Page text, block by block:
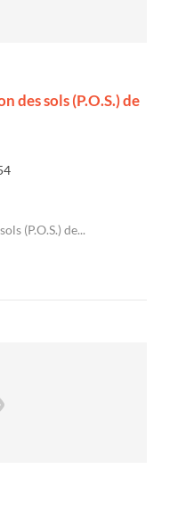
des sols (P.O.S.) de
(P.O.S.) de...